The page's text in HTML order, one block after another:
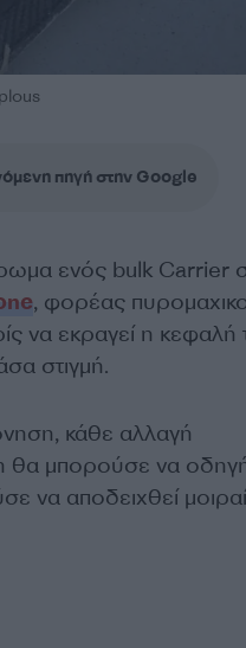
πηγή στην Google
ενός bulk Carrier
, φορέας
να εκραγεί η κεφαλή
στιγμή.
κάθε αλλαγή
θα μπορούσε να
αποδειχθεί